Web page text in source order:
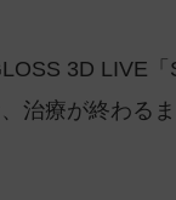
3D LIVE
治療が終わる